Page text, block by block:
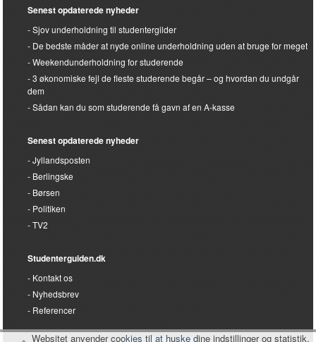
Senest opdaterede nyheder
Sjov underholdning til studentergilder
De bedste måder at nyde online underholdning uden at bruge for meget
Weekendunderholdning for studerende
3 økonomiske fejl de fleste studerende begår – og hvordan du undgår
dem
Sådan kan du som studerende få gavn af en A-kasse
Senest opdaterede nyheder
Jyllandsposten
Berlingske
Børsen
Politiken
TV2
Studenterguiden.dk
Kontakt os
Nyhedsbrev
Referencer
Websitet anvender cookies til at huske dine indstillinger og statistik.